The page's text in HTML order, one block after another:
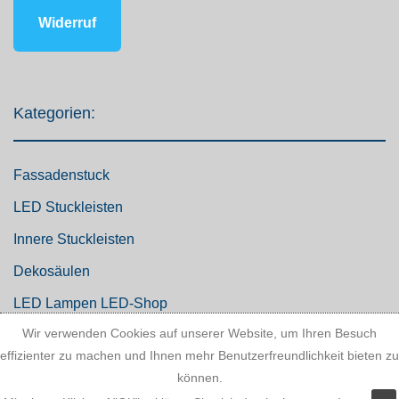
Widerruf
Kategorien:
Fassadenstuck
LED Stuckleisten
Innere Stuckleisten
Dekosäulen
LED Lampen LED-Shop
Stuckherstellung
Wir verwenden Cookies auf unserer Website, um Ihren Besuch
effizienter zu machen und Ihnen mehr Benutzerfreundlichkeit bieten zu
können.